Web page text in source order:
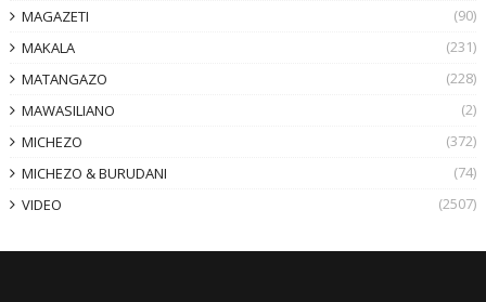
MAGAZETI
(90)
MAKALA
(231)
MATANGAZO
(228)
MAWASILIANO
(2)
MICHEZO
(372)
MICHEZO & BURUDANI
(74)
VIDEO
(2507)